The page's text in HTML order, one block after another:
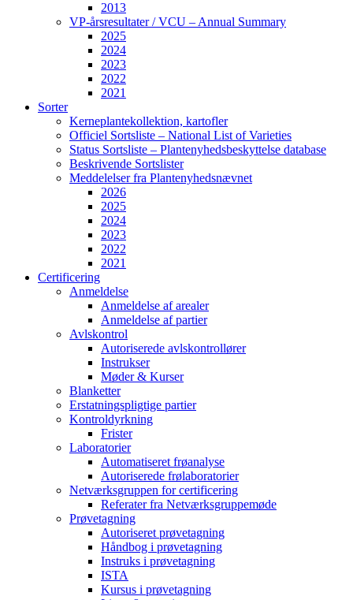
2013
VP-årsresultater / VCU – Annual Summary
2025
2024
2023
2022
2021
Sorter
Kerneplantekollektion, kartofler
Officiel Sortsliste – National List of Varieties
Status Sortsliste – Plantenyhedsbeskyttelse database
Beskrivende Sortslister
Meddelelser fra Plantenyhedsnævnet
2026
2025
2024
2023
2022
2021
Certificering
Anmeldelse
Anmeldelse af arealer
Anmeldelse af partier
Avlskontrol
Autoriserede avlskontrollører
Instrukser
Møder & Kurser
Blanketter
Erstatningspligtige partier
Kontroldyrkning
Frister
Laboratorier
Automatiseret frøanalyse
Autoriserede frølaboratorier
Netværksgruppen for certificering
Referater fra Netværksgruppemøde
Prøvetagning
Autoriseret prøvetagning
Håndbog i prøvetagning
Instruks i prøvetagning
ISTA
Kursus i prøvetagning